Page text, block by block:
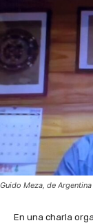
Guido Meza, de Argentina
En una charla